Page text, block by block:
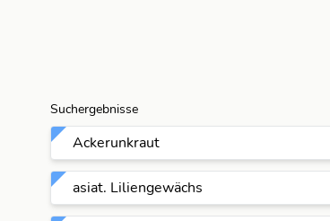
Suchergebnisse
Ackerunkraut
asiat. Liliengewächs